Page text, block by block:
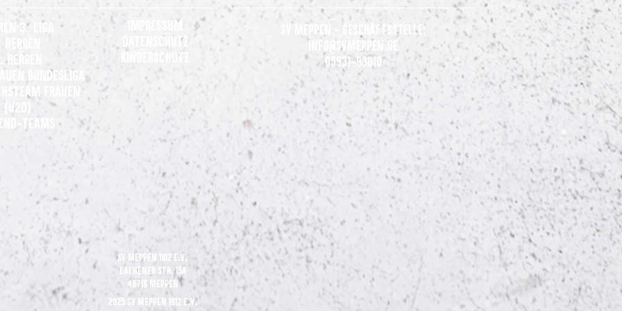
Gemeinsames Statement der Clubs
der 3. Liga
+++ update +++ Sondertrikots
werden für den guten Zweck
versteigert
3. Liga
Herren
Herren
Bundesliga
Frauen
(U20)
Teams
Impressum
Datenschutz
Kinderschutz
SV Meppen - Geschäftsstelle:
Info@svmeppen.de
05931-93010
SV Meppen 1912 e.V.
Lathener Str. 15A
49716 Meppen
2025 SV Meppen 1912 e.V.